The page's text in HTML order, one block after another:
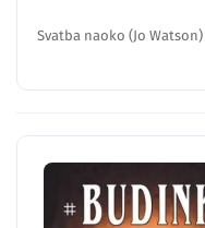
Svatba naoko (Jo Watson)